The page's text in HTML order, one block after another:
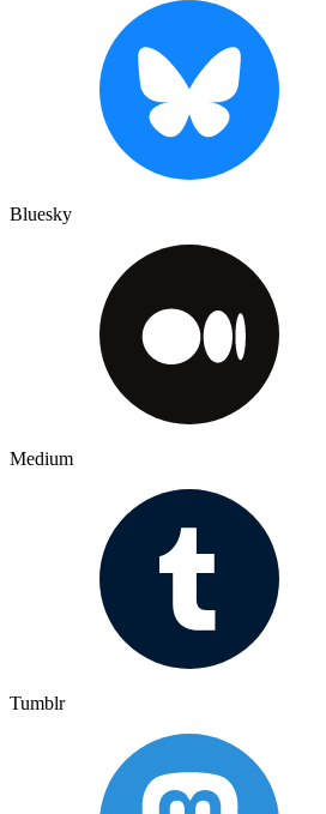
Bluesky
Medium
Tumblr